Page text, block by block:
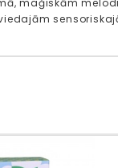
maģiskām